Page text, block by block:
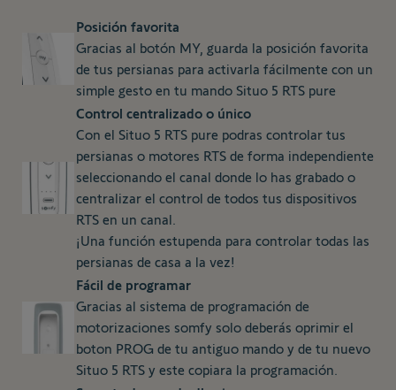
Posición favorita
Gracias al botón MY, guarda la posición favorita
de tus persianas para activarla fácilmente con un
simple gesto en tu mando Situo 5 RTS pure
Control centralizado o único
Con el Situo 5 RTS pure podras controlar tus
persianas o motores RTS de forma independiente
seleccionando el canal donde lo has grabado o
centralizar el control de todos tus dispositivos
RTS en un canal.
¡Una función estupenda para controlar todas las
persianas de casa a la vez!
Fácil de programar
Gracias al sistema de programación de
motorizaciones somfy solo deberás oprimir el
boton PROG de tu antiguo mando y de tu nuevo
Situo 5 RTS y este copiara la programación.